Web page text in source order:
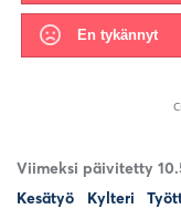
En tykännyt
Viimeksi päivitetty
Kesätyö
Kylteri